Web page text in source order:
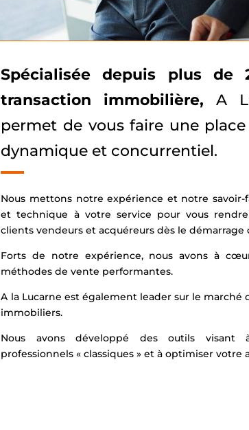
Spécialisée depuis plus de
transaction immobilière, A
permet de vous faire une
dynamique et concurrentiel.
Nous mettons notre expérience et notre savoir-
et technique à votre service pour vous
clients vendeurs et acquéreurs dès le démarrage
Forts de notre expérience, nous avons à
méthodes de vente performantes.
A la Lucarne est également leader sur le marché
immobiliers.
Nous avons développé des outils visant
professionnels « classiques » et à optimiser votre